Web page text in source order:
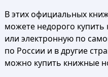
В этих официальных
можете недорого купить
или электронную по
по России и в другие
можно купить книжные